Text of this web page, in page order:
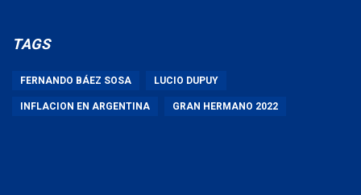
TAGS
FERNANDO BÁEZ SOSA LUCIO DUPUY
INFLACION EN ARGENTINA GRAN HERMANO 2022